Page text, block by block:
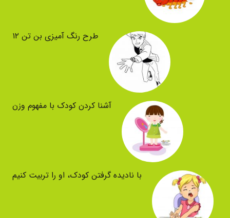
طرح رنگ آمیزی بن تن ۱۲
آشنا کردن کودک با مفهوم وزن
با نادیده گرفتن کودک، او را تربیت کنیم